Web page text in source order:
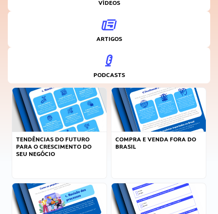
VÍDEOS
ARTIGOS
PODCASTS
TENDÊNCIAS DO FUTURO
PARA O CRESCIMENTO DO
SEU NEGÓCIO
COMPRA E VENDA FORA DO
BRASIL